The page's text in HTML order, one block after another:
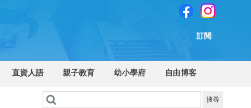
訂閱
直資人語 親子教育 幼小學府 自由博客
搜尋